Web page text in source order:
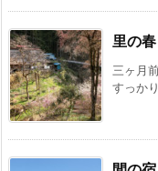
里の
三ヶ月
すっか